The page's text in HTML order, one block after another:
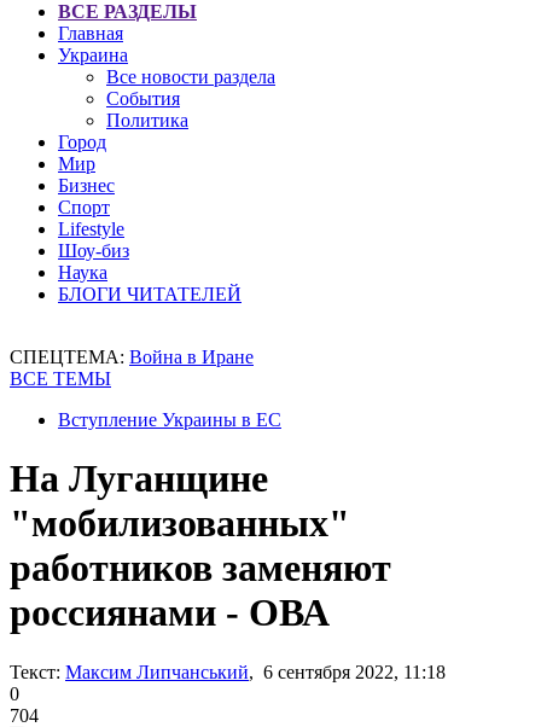
ВСЕ РАЗДЕЛЫ
Главная
Украина
Все новости раздела
События
Политика
Город
Мир
Бизнес
Спорт
Lifestyle
Шоу-биз
Наука
БЛОГИ ЧИТАТЕЛЕЙ
СПЕЦТЕМА: Война в Иране
ВСЕ ТЕМЫ
Вступление Украины в ЕС
На Луганщине
"мобилизованных"
работников заменяют
россиянами - ОВА
Текст: Максим Липчанський, 6 сентября 2022, 11:18
0
704